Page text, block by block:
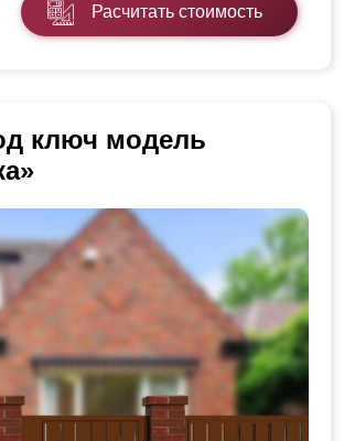
Расчитать стоимость
ключ модель